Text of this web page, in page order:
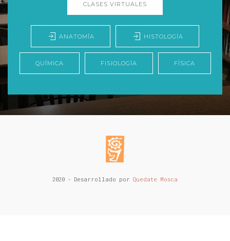
CLASES VIRTUALES
ANATOMÍA HISTOLOGÍA
QUÍMICA FISIOLOGÍA FÍSICA
2020 - Desarrollado por Quedate Mosca